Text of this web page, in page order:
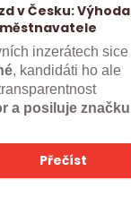
v Česku: Výhoda
inzerátech sice
, kandidáti ho ale
a posiluje značku
Přečíst